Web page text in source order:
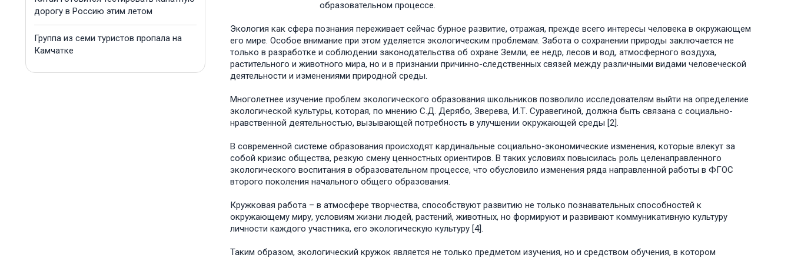
дорогу в Россию этим летом
Группа из семи туристов пропала на
Камчатке
образовательном процессе.
Экология как сфера познания переживает сейчас бурное развитие, отражая, прежде всего интересы человека в окружающем
его мире. Особое внимание при этом уделяется экологическим проблемам. Забота о сохранении природы заключается не
только в разработке и соблюдении законодательства об охране Земли, ее недр, лесов и вод, атмосферного воздуха,
растительного и животного мира, но и в признании причинно-следственных связей между различными видами человеческой
деятельности и изменениями природной среды.
Многолетнее изучение проблем экологического образования школьников позволило исследователям выйти на определение
экологической культуры, которая, по мнению С.Д. Дерябо, Зверева, И.Т. Суравегиной, должна быть связана с социально-
нравственной деятельностью, вызывающей потребность в улучшении окружающей среды [2].
В современной системе образования происходят кардинальные социально-экономические изменения, которые влекут за
собой кризис общества, резкую смену ценностных ориентиров. В таких условиях повысилась роль целенаправленного
экологического воспитания в образовательном процессе, что обусловило изменения ряда направленной работы в ФГОС
второго поколения начального общего образования.
Кружковая работа – в атмосфере творчества, способствуют развитию не только познавательных способностей к
окружающему миру, условиям жизни людей, растений, животных, но формируют и развивают коммуникативную культуру
личности каждого участника, его экологическую культуру [4].
Таким образом, экологический кружок является не только предметом изучения, но и средством обучения, в котором